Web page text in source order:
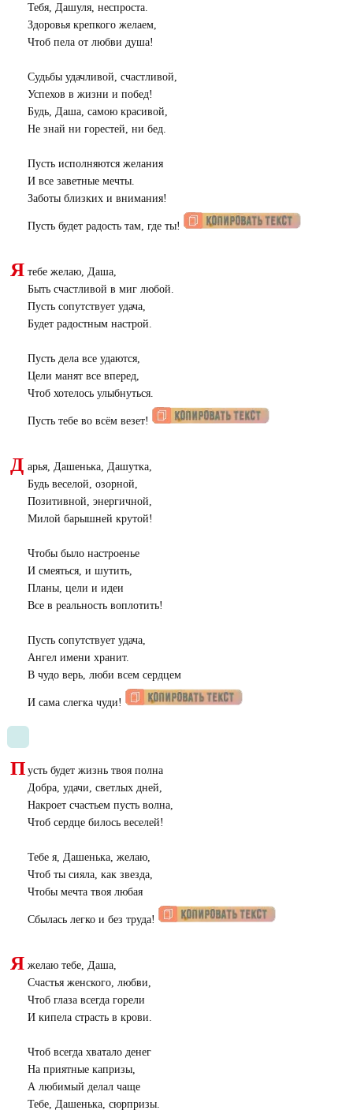
Тебя, Дашуля, неспроста.
Здоровья крепкого желаем,
Чтоб пела от любви душа!
Судьбы удачливой, счастливой,
Успехов в жизни и побед!
Будь, Даша, самою красивой,
Не знай ни горестей, ни бед.
Пусть исполняются желания
И все заветные мечты.
Заботы близких и внимания!
Пусть будет радость там, где ты!
Я тебе желаю, Даша,
Быть счастливой в миг любой.
Пусть сопутствует удача,
Будет радостным настрой.
Пусть дела все удаются,
Цели манят все вперед,
Чтоб хотелось улыбнуться.
Пусть тебе во всём везет!
Д арья, Дашенька, Дашутка,
Будь веселой, озорной,
Позитивной, энергичной,
Милой барышней крутой!
Чтобы было настроенье
И смеяться, и шутить,
Планы, цели и идеи
Все в реальность воплотить!
Пусть сопутствует удача,
Ангел имени хранит.
В чудо верь, люби всем сердцем
И сама слегка чуди!
П усть будет жизнь твоя полна
Добра, удачи, светлых дней,
Накроет счастьем пусть волна,
Чтоб сердце билось веселей!
Тебе я, Дашенька, желаю,
Чтоб ты сияла, как звезда,
Чтобы мечта твоя любая
Сбылась легко и без труда!
Я желаю тебе, Даша,
Счастья женского, любви,
Чтоб глаза всегда горели
И кипела страсть в крови.
Чтоб всегда хватало денег
На приятные капризы,
А любимый делал чаще
Тебе, Дашенька, сюрпризы.